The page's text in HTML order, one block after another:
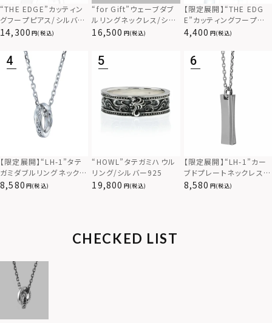
“THE EDGE”カッティン
グフープピアス/シルバー
925
14,300 (税込)
“for Gift”ウェーブダブ
ルリングネックレス/シル
バー×ブラック/シルバー
16,500 (税込)
【限定展開】“THE EDG
E”カッティングフープピ
アス/サージカルステンレ
4,400 (税込)
【限定展開】“LH-1”タテ
ガミダブルリングネックレ
ス（ツイスト/シルバー）/
8,580 (税込)
“HOWL”タテガミハウル
リング/シルバー925
19,800 (税込)
【限定展開】“LH-1”カー
ブドプレートネックレス/
サージカルステンレス（金
8,580 (税込)
CHECKED LIST